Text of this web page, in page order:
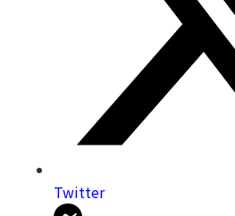
Twitter